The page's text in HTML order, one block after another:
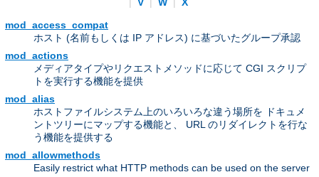
|
V | W |
X
mod_access_compat
ホスト (名前もしくは IP アドレス) に基づいたグループ承認
mod_actions
メディアタイプやリクエストメソッドに応じて CGI スクリプ
トを実行する機能を提供
mod_alias
ホストファイルシステム上のいろいろな違う場所を ドキュメ
ントツリーにマップする機能と、 URL のリダイレクトを行な
う機能を提供する
mod_allowmethods
Easily restrict what HTTP methods can be used on the server